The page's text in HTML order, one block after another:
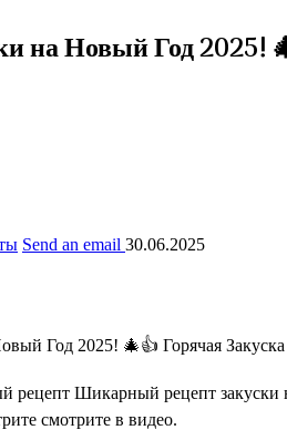
на Новый Год 2025!
Send an email 30.06.2025
рецепт Шикарный рецепт
смотрите в видео.